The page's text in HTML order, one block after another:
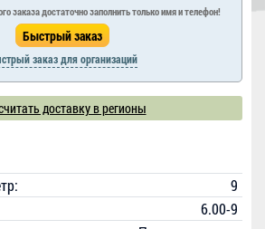
заказа достаточно заполнить только имя и телефон!
заказ для организаций
доставку в регионы
9
6.00-9